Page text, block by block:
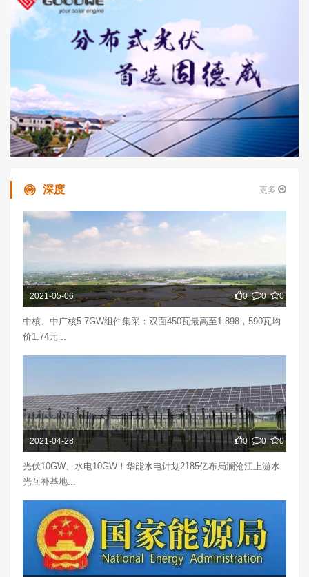
深度 更多
2021-05-06 0 0 0
中核、中广核5.7GW组件集采：双面450瓦最高至1.898，590瓦均
价1.74元...
2021-04-28 0 0 0
光伏10GW、水电10GW！华能水电计划2185亿布局澜沧江上游水
光互补基地...